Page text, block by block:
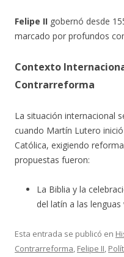
Felipe II gobernó desde
marcado por profundos
Contexto
Contrarreforma
La situación internacional
cuando Martín Lutero
Católica, exigiendo
propuestas fueron:
La Biblia y la
del latín a las lenguas
Esta entrada se publicó en
Contrarreforma, Felipe II,